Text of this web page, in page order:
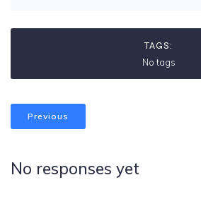
TAGS:
No tags
Previous
No responses yet